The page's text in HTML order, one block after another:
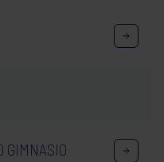
GIMNASIO